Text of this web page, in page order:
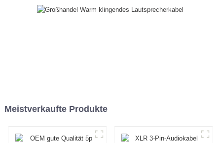
Meistverkaufte Produkte